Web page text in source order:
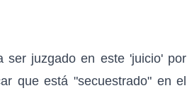
ser juzgado en este 'juicio' por
que está "secuestrado" en el